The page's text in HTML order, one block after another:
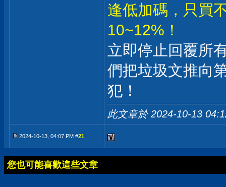
逢低加碼，只買
10~12%！
立即停止回覆所
們把垃圾文推向
犯！
此文章於 2024-10-13
2024-10-13, 04:07 PM #21
您也可能喜歡這些文章